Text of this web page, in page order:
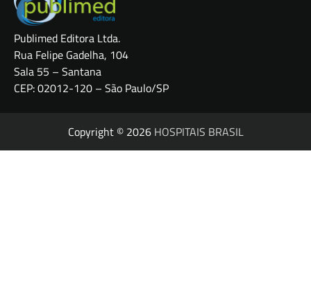
Publimed Editora Ltda.
Rua Felipe Gadelha, 104
Sala 55 – Santana
CEP: 02012-120 – São Paulo/SP
Copyright © 2026 HOSPITAIS BRASIL